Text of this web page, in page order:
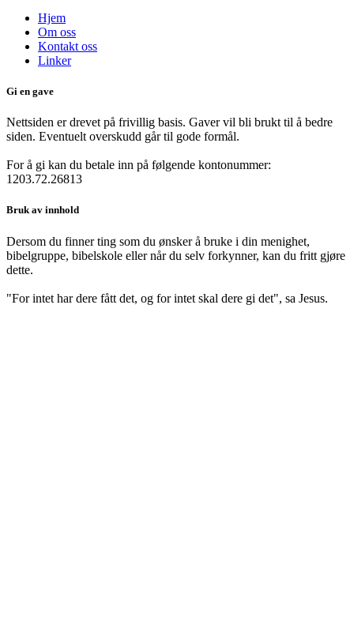
Hjem
Om oss
Kontakt oss
Linker
Gi en gave
Nettsiden er drevet på frivillig basis. Gaver vil bli brukt til å bedre
siden. Eventuelt overskudd går til gode formål.
For å gi kan du betale inn på følgende kontonummer:
1203.72.26813
Bruk av innhold
Dersom du finner ting som du ønsker å bruke i din menighet,
bibelgruppe, bibelskole eller når du selv forkynner, kan du fritt gjøre
dette.
"For intet har dere fått det, og for intet skal dere gi det", sa Jesus.